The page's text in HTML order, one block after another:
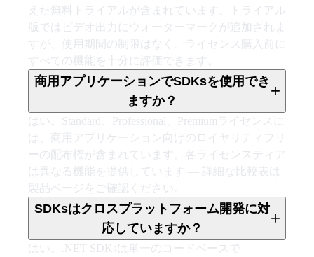
えた無料トライアルが含まれています。トライアル
版ではビデオ出力にウォーターマークが追加されま
すが、使用期間の制限はなく、ライセンス購入前に
すべての機能を十分に評価できます。
商用アプリケーションでSDKsを使用でき
ますか？
+
はい。Standard、Professional、Premiumライセンスに
は、商用アプリケーション向けのロイヤリティフリ
ーの配布権が含まれています。各ライセンスティア
は異なる機能を提供しています — 詳細な比較表は
製品ページをご確認ください。
SDKsはクロスプラットフォーム開発に対
応していますか？
+
はい。.NET SDKsは単一のコードベースで